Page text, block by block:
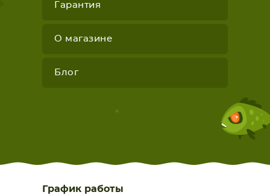
Гарантия
О магазине
Блог
График работы